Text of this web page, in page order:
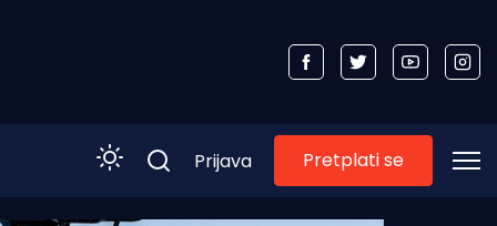
Prijava Pretplati se